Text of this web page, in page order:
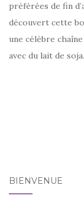
préférées de fin
découvert cette
une célèbre
avec du lait de
BIENVENUE